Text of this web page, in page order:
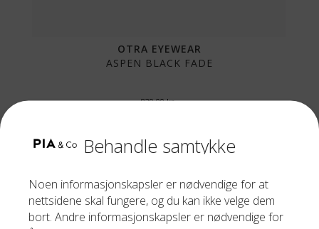
Behandle samtykke
Noen informasjonskapsler er nødvendige for at
nettsidene skal fungere, og du kan ikke velge dem
bort. Andre informasjonskapsler er nødvendige for
OTRA EYEWEAR
ASPEN BLACK FADE
829,00kr